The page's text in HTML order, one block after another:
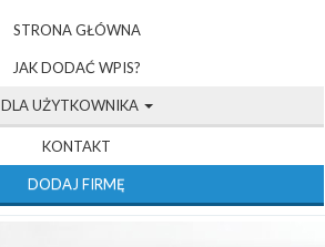
STRONA GŁÓWNA
JAK DODAĆ WPIS?
DLA UŻYTKOWNIKA
KONTAKT
DODAJ FIRMĘ